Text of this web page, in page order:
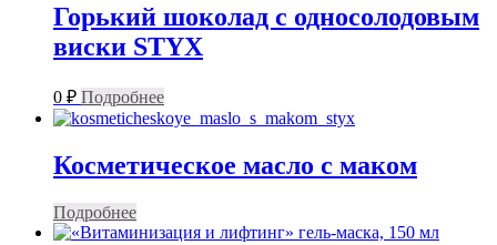
Горький шоколад с односолодовым
виски STYX
0 ₽ Подробнее
Косметическое масло с маком
Подробнее